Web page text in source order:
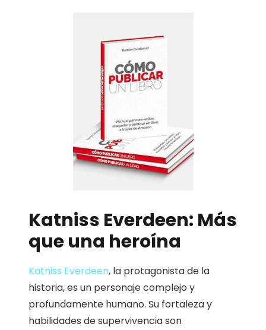
Katniss Everdeen: Más
que una heroína
Katniss Everdeen, la protagonista de la
historia, es un personaje complejo y
profundamente humano. Su fortaleza y
habilidades de supervivencia son